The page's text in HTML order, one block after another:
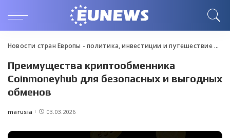
Новости стран Европы - политика, инвестиции и путешествие>
Преимущества криптообменника
Coinmoneyhub для безопасных и выгодных
обменов
Posted
marusia 03.03.2026